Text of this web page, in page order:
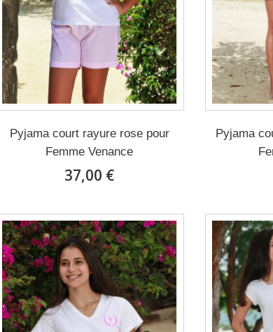
Pyjama court rayure rose pour
Femme Venance
37,00 €
Pyjama